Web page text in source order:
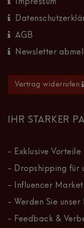
Impressum
AGB
Newsletter
Vertrag widerrufen
IHR STARKER
- Exklusive Vorteile
- Dropshipping für
- Influencer
- Werden Sie
- Feedback &